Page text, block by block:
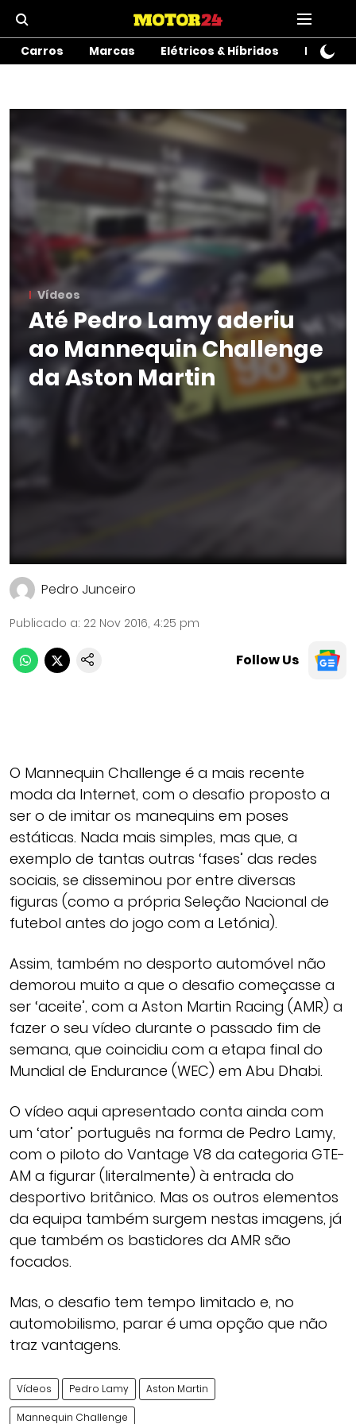
Carros Marcas Elétricos & Híbridos Motos
Vídeos
Até Pedro Lamy aderiu
ao Mannequin Challenge
da Aston Martin
Pedro Junceiro
Publicado a: 22 Nov 2016, 4:25 pm
Follow Us
O Mannequin Challenge é a mais recente
moda da Internet, com o desafio proposto a
ser o de imitar os manequins em poses
estáticas. Nada mais simples, mas que, a
exemplo de tantas outras ‘fases’ das redes
sociais, se disseminou por entre diversas
figuras (como a própria Seleção Nacional de
futebol antes do jogo com a Letónia).
Assim, também no desporto automóvel não
demorou muito a que o desafio começasse a
ser ‘aceite’, com a Aston Martin Racing (AMR) a
fazer o seu vídeo durante o passado fim de
semana, que coincidiu com a etapa final do
Mundial de Endurance (WEC) em Abu Dhabi.
O vídeo aqui apresentado conta ainda com
um ‘ator’ português na forma de Pedro Lamy,
com o piloto do Vantage V8 da categoria GTE-
AM a figurar (literalmente) à entrada do
desportivo britânico. Mas os outros elementos
da equipa também surgem nestas imagens, já
que também os bastidores da AMR são
focados.
Mas, o desafio tem tempo limitado e, no
automobilismo, parar é uma opção que não
traz vantagens.
Vídeos Pedro Lamy Aston Martin
Mannequin Challenge